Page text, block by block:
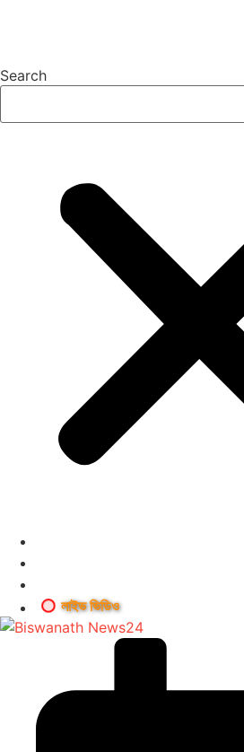
Search
লাইভ ভিডিও